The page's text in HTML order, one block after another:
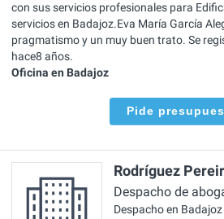
con sus servicios profesionales para
servicios en Badajoz.Eva María García
pragmatismo y un muy buen trato. Se
hace8 años.
Oficina en Badajoz
Pide
Rodríguez
Despacho de
Despacho en Badajoz